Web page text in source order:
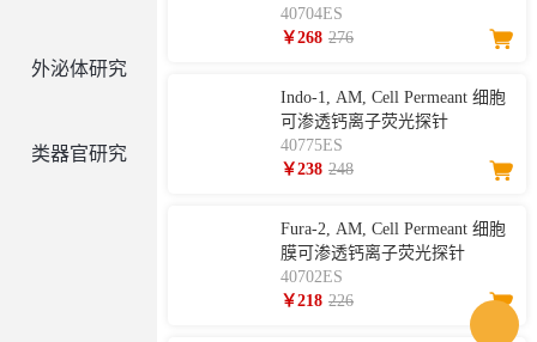
外泌体研究
类器官研究
40704ES
￥268 276
Indo-1, AM, Cell Permeant 细胞
可渗透钙离子荧光探针
40775ES
￥238 248
Fura-2, AM, Cell Permeant 细胞
膜可渗透钙离子荧光探针
40702ES
￥218 226